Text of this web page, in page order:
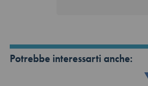
Potrebbe interessarti anche: